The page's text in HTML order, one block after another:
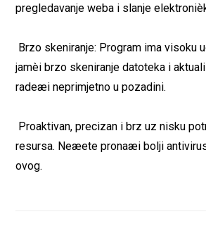
pregledavanje weba i slanje
 Brzo skeniranje: Program ima visoku
jamèi brzo skeniranje datoteka i
radeæi neprimjetno u pozadini.
 Proaktivan, precizan i brz uz nisku
resursa. Neæete pronaæi bolji
ovog.